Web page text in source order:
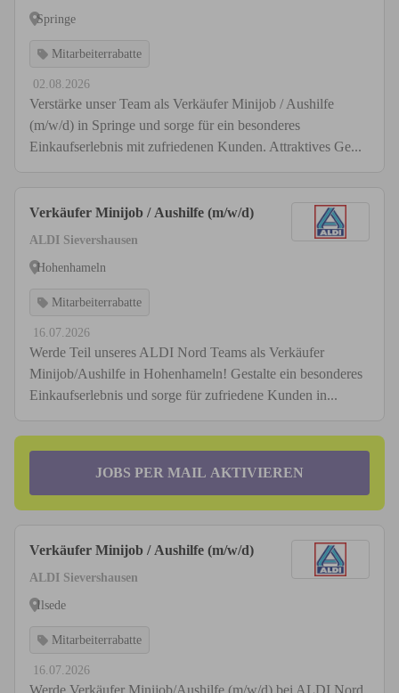
Springe
Mitarbeiterrabatte
02.08.2026
Verstärke unser Team als Verkäufer Minijob / Aushilfe
(m/w/d) in Springe und sorge für ein besonderes
Einkaufserlebnis mit zufriedenen Kunden. Attraktives Ge...
Verkäufer Minijob / Aushilfe (m/w/d)
ALDI Sievershausen
Hohenhameln
Mitarbeiterrabatte
16.07.2026
Werde Teil unseres ALDI Nord Teams als Verkäufer
Minijob/Aushilfe in Hohenhameln! Gestalte ein besonderes
Einkaufserlebnis und sorge für zufriedene Kunden in...
JOBS PER MAIL AKTIVIEREN
Verkäufer Minijob / Aushilfe (m/w/d)
ALDI Sievershausen
Ilsede
Mitarbeiterrabatte
16.07.2026